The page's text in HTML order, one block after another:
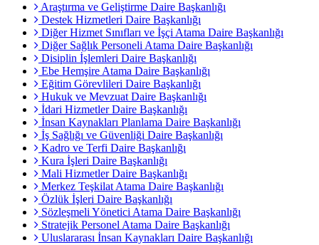
Araştırma ve Geliştirme Daire Başkanlığı
Destek Hizmetleri Daire Başkanlığı
Diğer Hizmet Sınıfları ve İşçi Atama Daire Başkanlığı
Diğer Sağlık Personeli Atama Daire Başkanlığı
Disiplin İşlemleri Daire Başkanlığı
Ebe Hemşire Atama Daire Başkanlığı
Eğitim Görevlileri Daire Başkanlığı
Hukuk ve Mevzuat Daire Başkanlığı
İdari Hizmetler Daire Başkanlığı
İnsan Kaynakları Planlama Daire Başkanlığı
İş Sağlığı ve Güvenliği Daire Başkanlığı
Kadro ve Terfi Daire Başkanlığı
Kura İşleri Daire Başkanlığı
Mali Hizmetler Daire Başkanlığı
Merkez Teşkilat Atama Daire Başkanlığı
Özlük İşleri Daire Başkanlığı
Sözleşmeli Yönetici Atama Daire Başkanlığı
Stratejik Personel Atama Daire Başkanlığı
Uluslararası İnsan Kaynakları Daire Başkanlığı